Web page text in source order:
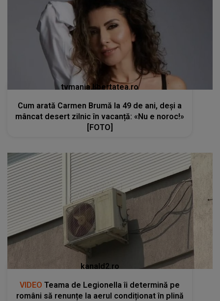
tvmania.libertatea.ro
Cum arată Carmen Brumă la 49 de ani, deși a
mâncat desert zilnic în vacanță: «Nu e noroc!»
[FOTO]
kanald2.ro
VIDEO Teama de Legionella îi determină pe
români să renunțe la aerul condiționat în plină